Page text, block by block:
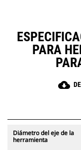
PARA
cloud_download
Diámetro del eje de la
herramienta